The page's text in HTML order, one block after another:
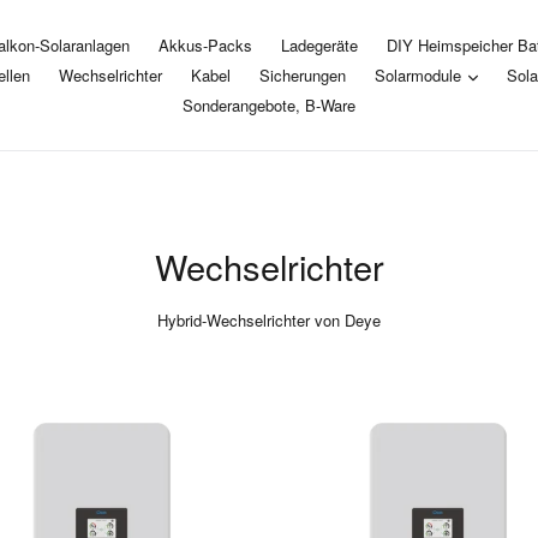
Solaranlagen Akkus-Packs Ladegeräte
DIY Heimspeicher
Wechselrichter Kabel Sicherungen Solarmodule
Sonderangebote, B-Ware
Wechselrichter
Hybrid-Wechselrichter von Deye